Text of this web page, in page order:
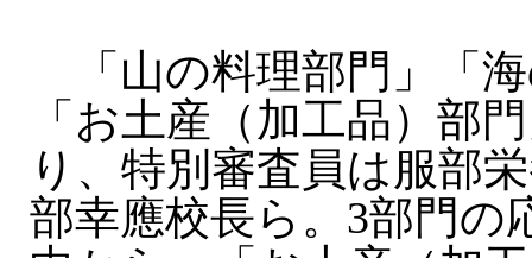
「山の料理部門」「
「お土産（加工品）部
り、特別審査員は服部
部幸應校長ら。3部門の